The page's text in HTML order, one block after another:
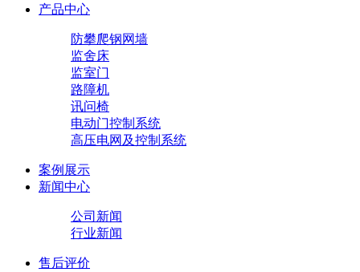
产品中心
防攀爬钢网墙
监舍床
监室门
路障机
讯问椅
电动门控制系统
高压电网及控制系统
案例展示
新闻中心
公司新闻
行业新闻
售后评价